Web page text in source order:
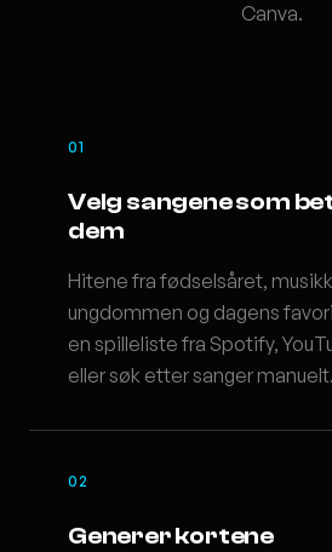
Canva.
01
Velg sangene som
dem
Hitene fra fødselsåret,
ungdommen og dagens
en spilleliste fra Spotify,
eller søk etter sanger manuelt.
02
Generer kortene